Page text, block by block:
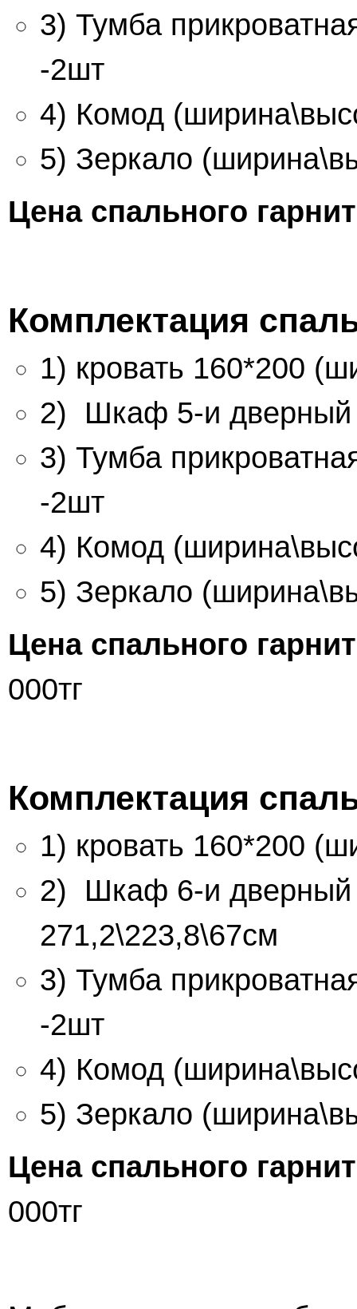
3) Тумба
-2шт
4) Комод
5) Зеркало
Цена спального
Комплектация
1) кровать 160*200
2) Шкаф 5-и дверный
3) Тумба
-2шт
4) Комод
5) Зеркало
Цена спального
000тг
Комплектация
1) кровать 160*200
2) Шкаф 6-и дверный
271,2\223,8\67см
3) Тумба
-2шт
4) Комод
5) Зеркало
Цена спального
000тг